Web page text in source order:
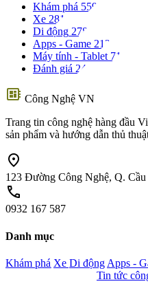
Khám phá 559
Xe 281
Di động 278
Apps - Game 212
Máy tính - Tablet 71
Đánh giá 24
developer_board Công Nghệ VN
Trang tin công nghệ hàng đầu
sản phẩm và hướng dẫn thủ
location_on
123 Đường Công Nghệ, Q.
call
0932 167 587
Danh mục
Khám phá Xe Di động Apps -
Tin tức